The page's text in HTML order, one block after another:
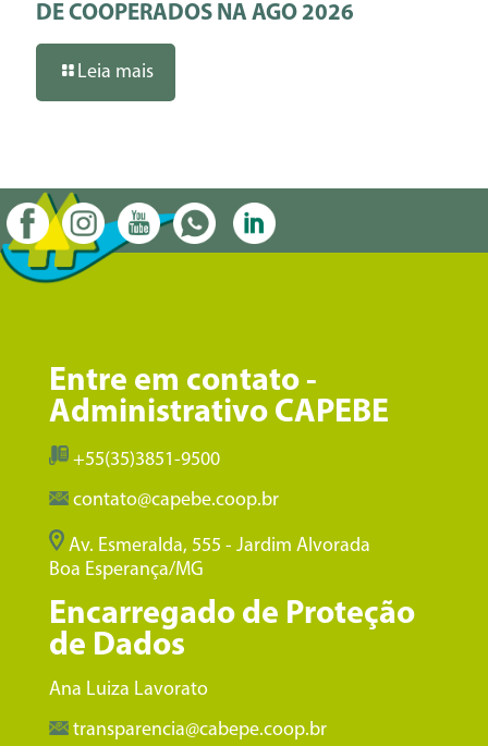
DE COOPERADOS NA AGO 2026
Leia mais
Entre em contato -
Administrativo CAPEBE
+55(35)3851-9500
contato@capebe.coop.br
Av. Esmeralda, 555 - Jardim Alvorada
Boa Esperança/MG
Encarregado de Proteção
de Dados
Ana Luiza Lavorato
transparencia@cabepe.coop.br